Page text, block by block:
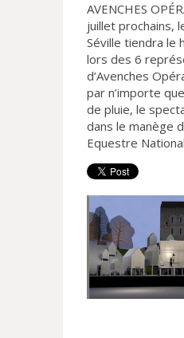
AVENCHES
juillet prochains,
Séville tiendra le
lors des 6
d’Avenches
par n’importe
de pluie, le
dans le manège
Equestre